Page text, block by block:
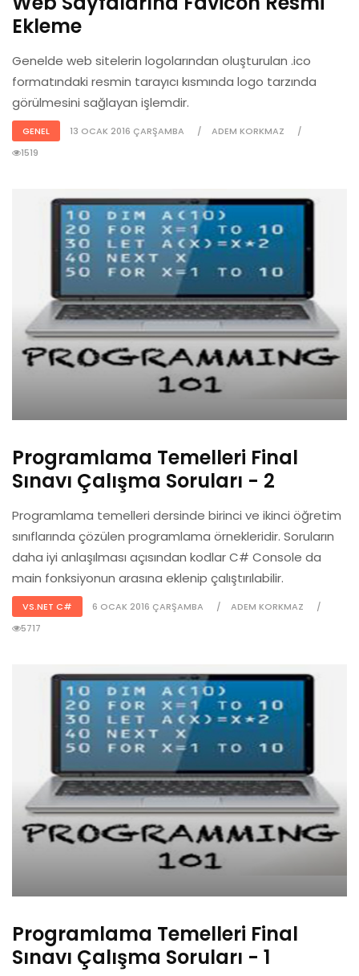
Ekleme
Genelde web sitelerin logolarından oluşturulan .ico
formatındaki resmin tarayıcı kısmında logo tarzında
görülmesini sağlayan işlemdir.
GENEL 13 OCAK 2016 ÇARŞAMBA
ADEM KORKMAZ
1519
Programlama Temelleri Final
Sınavı Çalışma Soruları - 2
Programlama temelleri dersinde birinci ve ikinci öğretim
sınıflarında çözülen programlama örnekleridir. Soruların
daha iyi anlaşılması açısından kodlar C# Console da
main fonksiyonun arasına eklenip çalıştırılabilir.
VS.NET C# 6 OCAK 2016 ÇARŞAMBA
ADEM KORKMAZ
5717
Programlama Temelleri Final
Sınavı Çalışma Soruları - 1